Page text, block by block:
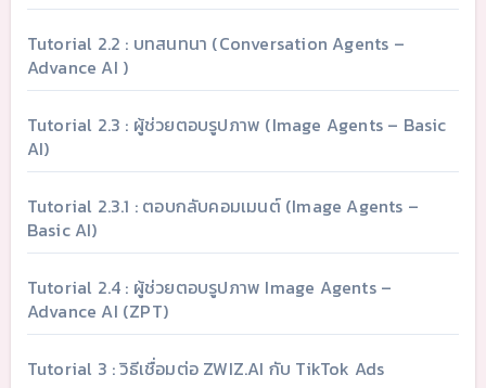
Tutorial 2.2 : บทสนทนา (Conversation Agents –
Advance AI )
Tutorial 2.3 : ผู้ช่วยตอบรูปภาพ (Image Agents – Basic
AI)
Tutorial 2.3.1 : ตอบกลับคอมเมนต์ (Image Agents –
Basic AI)
Tutorial 2.4 : ผู้ช่วยตอบรูปภาพ Image Agents –
Advance AI (ZPT)
Tutorial 3 : วิธีเชื่อมต่อ ZWIZ.AI กับ TikTok Ads